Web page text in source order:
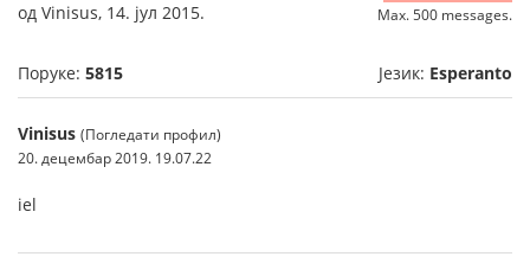
Max. 500 messages.
од Vinisus, 14. јул 2015.
Поруке: 5815 Језик: Esperanto
Vinisus (Погледати профил)
20. децембар 2019. 19.07.22
iel